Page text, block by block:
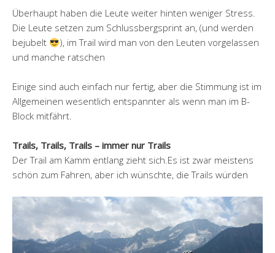
Überhaupt haben die Leute weiter hinten weniger Stress.
Die Leute setzen zum Schlussbergsprint an, (und werden
bejubelt
), im Trail wird man von den Leuten vorgelassen
und manche ratschen
Einige sind auch einfach nur fertig, aber die Stimmung ist im
Allgemeinen wesentlich entspannter als wenn man im B-
Block mitfährt.
Trails, Trails, Trails – immer nur Trails
Der Trail am Kamm entlang zieht sich.Es ist zwar meistens
schön zum Fahren, aber ich wünschte, die Trails würden